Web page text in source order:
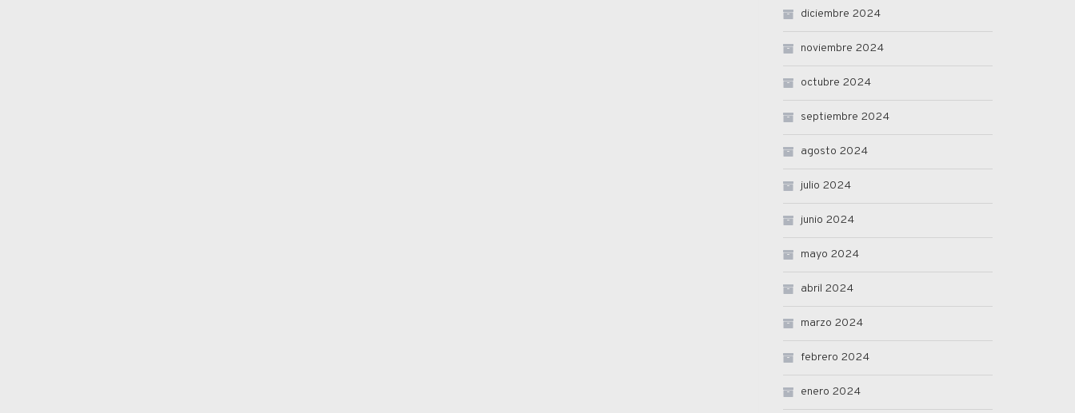
diciembre 2024
noviembre 2024
octubre 2024
septiembre 2024
agosto 2024
julio 2024
junio 2024
mayo 2024
abril 2024
marzo 2024
febrero 2024
enero 2024